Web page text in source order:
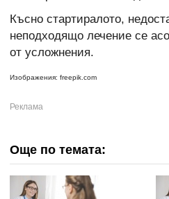
Късно стартиралото,
неподходящо лечение се
от усложнения.
Изображения: freepik.com
Още по темата: